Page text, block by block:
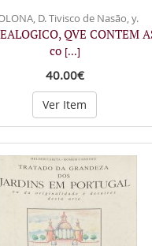
D. Tivisco de Nasão, y.
QVE CONTEM
co [...]
40.00€
Ver Item